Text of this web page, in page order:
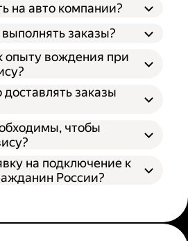
на авто компании?
заказы?
опыту вождения при
заказы
чтобы
на подключение к
России?